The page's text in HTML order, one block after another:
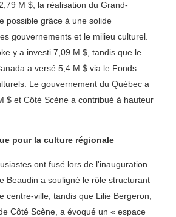
M $, la réalisation du Grand-
possible grâce à une solide
gouvernements et le milieu culturel.
y a investi 7,09 M $, tandis que le
a versé 5,4 M $ via le Fonds
Le gouvernement du Québec a
$ et Côté Scène a contribué à hauteur
pour la culture régionale
ont fusé lors de l'inauguration.
Beaudin a souligné le rôle structurant
centre-ville, tandis que Lilie Bergeron,
Côté Scène, a évoqué un « espace